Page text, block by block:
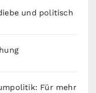
und politisch
Für mehr